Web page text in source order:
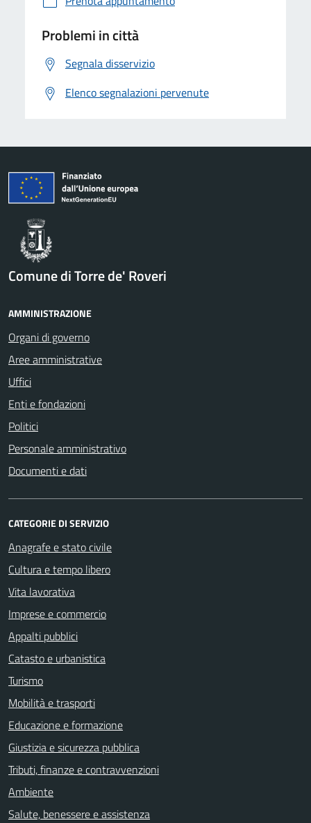
Problemi in città
Segnala disservizio
Elenco segnalazioni pervenute
Comune di Torre de' Roveri
AMMINISTRAZIONE
Organi di governo
Aree amministrative
Uffici
Enti e fondazioni
Politici
Personale amministrativo
Documenti e dati
CATEGORIE DI SERVIZIO
Anagrafe e stato civile
Cultura e tempo libero
Vita lavorativa
Imprese e commercio
Appalti pubblici
Catasto e urbanistica
Turismo
Mobilità e trasporti
Educazione e formazione
Giustizia e sicurezza pubblica
Tributi, finanze e contravvenzioni
Ambiente
Salute, benessere e assistenza